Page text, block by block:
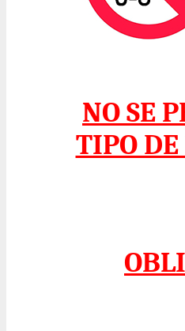
NO SE
TIPO DE